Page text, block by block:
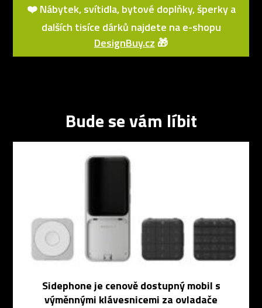
❤️ Nábytek, svítidla, bytové doplňky, šperky a
dalších tisíce dárků najdete na e-shopu
DesignBuy.cz 🎁
Bude se vám líbit
Sidephone je cenově dostupný mobil s
výměnnými klávesnicemi za ovladače